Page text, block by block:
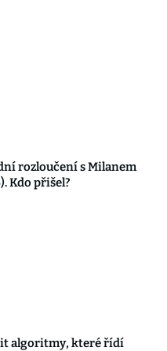
rozloučení s Milanem
Kdo přišel?
algoritmy, které řídí